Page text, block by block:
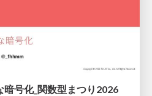
号化_関数型まつり2026